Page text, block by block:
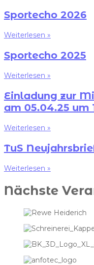
Sportecho 2026
Weiterlesen »
Sportecho 2025
Weiterlesen »
Einladung zur
am 05.04.25 um
Weiterlesen »
TuS
Weiterlesen »
Nächste